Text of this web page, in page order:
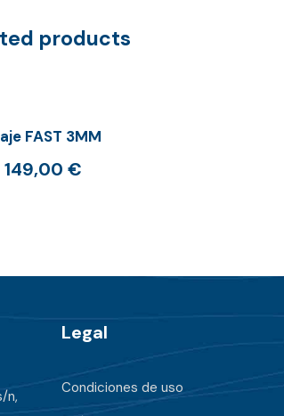
products
FAST 3MM
149,00€
n,
Legal
Condiciones de uso